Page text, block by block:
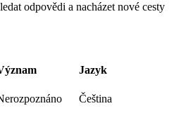
odpovědi a nacházet nové cesty
Jazyk
Čeština